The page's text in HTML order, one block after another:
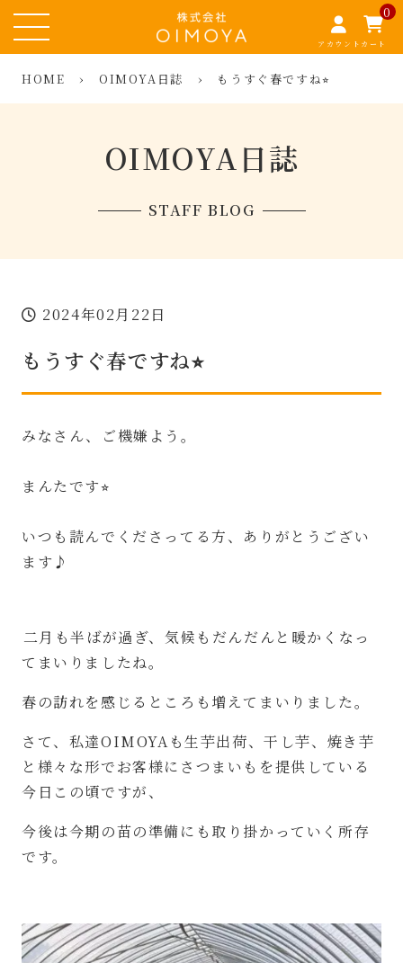
アカウント
0
カート
HOME › OIMOYA日誌 › もうすぐ春ですね⭐︎
OIMOYA日誌
STAFF BLOG
2024年02月22日
もうすぐ春ですね⭐︎
みなさん、ご機嫌よう。
まんたです⭐︎
いつも読んでくださってる方、ありがとうござい
ます♪
⁡二月も半ばが過ぎ、気候もだんだんと暖かくなっ
てまいりましたね。
春の訪れを感じるところも増えてまいりました。
さて、私達OIMOYAも生芋出荷、干し芋、焼き芋
と様々な形でお客様にさつまいもを提供している
今日この頃ですが、
今後は今期の苗の準備にも取り掛かっていく所存
です。